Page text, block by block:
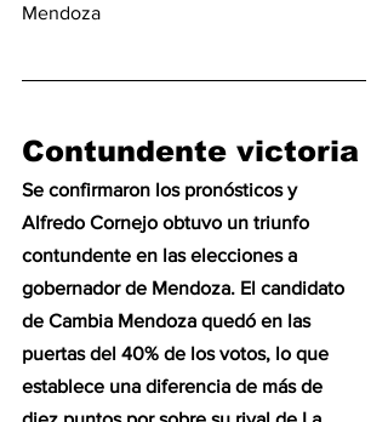
Mendoza
Contundente victoria
Se confirmaron los pronósticos y
Alfredo Cornejo obtuvo un triunfo
contundente en las elecciones a
gobernador de Mendoza. El candidato
de Cambia Mendoza quedó en las
puertas del 40% de los votos, lo que
establece una diferencia de más de